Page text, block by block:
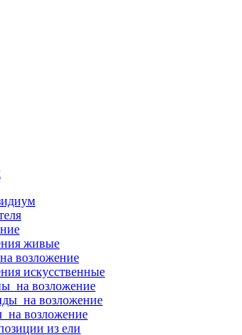
живые
возложение
искусственные
на возложение
на возложение
на возложение
из ели